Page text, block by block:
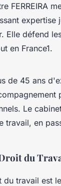
FERREIRA
expertise
Elle défend
en France1.
de 45 ans
Le
travail, en
du
travail est